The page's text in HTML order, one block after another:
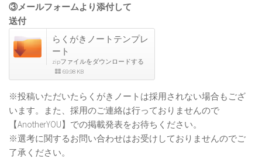
③メールフォームより添付して
送付
らくがきノートテンプレ
ート
zipファイルをダウンロードする
69.98 KB
※投稿いただいたらくがきノートは採用されない場合もござ
います。また、採用のご連絡は行っておりませんので
【AnotherYOU】での掲載発表をお待ちください。
※選考に関するお問い合わせはお受けしておりませんのでご
了承ください。